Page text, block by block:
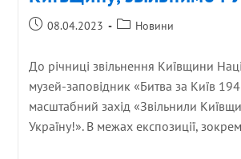
08.04.2023 Новини
До річниці звільнення Київщини
музей-заповідник «Битва за Київ
масштабний захід «Звільнили
Україну!». В межах експозиції,